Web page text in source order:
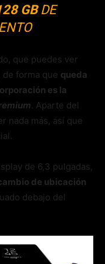
GBDE
que puedes ver
de forma que queda
es la
. Aparte del
nada más, así que
de 6,3 pulgadas,
de ubicación
debajo del